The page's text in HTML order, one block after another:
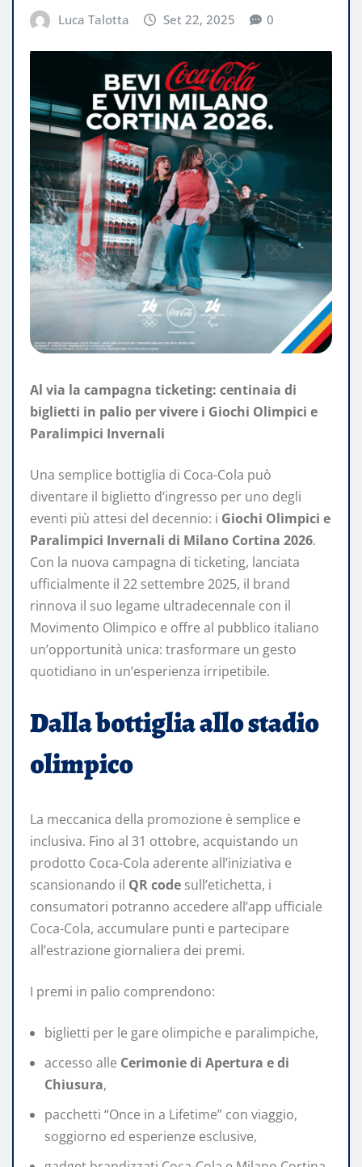
Luca Talotta Set 22, 2025 0
Al via la campagna ticketing: centinaia di
biglietti in palio per vivere i Giochi Olimpici e
Paralimpici Invernali
Una semplice bottiglia di Coca-Cola può
diventare il biglietto d’ingresso per uno degli
eventi più attesi del decennio: i Giochi Olimpici e
Paralimpici Invernali di Milano Cortina 2026.
Con la nuova campagna di ticketing, lanciata
ufficialmente il 22 settembre 2025, il brand
rinnova il suo legame ultradecennale con il
Movimento Olimpico e offre al pubblico italiano
un’opportunità unica: trasformare un gesto
quotidiano in un’esperienza irripetibile.
Dalla bottiglia allo stadio
olimpico
La meccanica della promozione è semplice e
inclusiva. Fino al 31 ottobre, acquistando un
prodotto Coca-Cola aderente all’iniziativa e
scansionando il QR code sull’etichetta, i
consumatori potranno accedere all’app ufficiale
Coca-Cola, accumulare punti e partecipare
all’estrazione giornaliera dei premi.
I premi in palio comprendono:
biglietti per le gare olimpiche e paralimpiche,
accesso alle Cerimonie di Apertura e di
Chiusura,
pacchetti “Once in a Lifetime” con viaggio,
soggiorno ed esperienze esclusive,